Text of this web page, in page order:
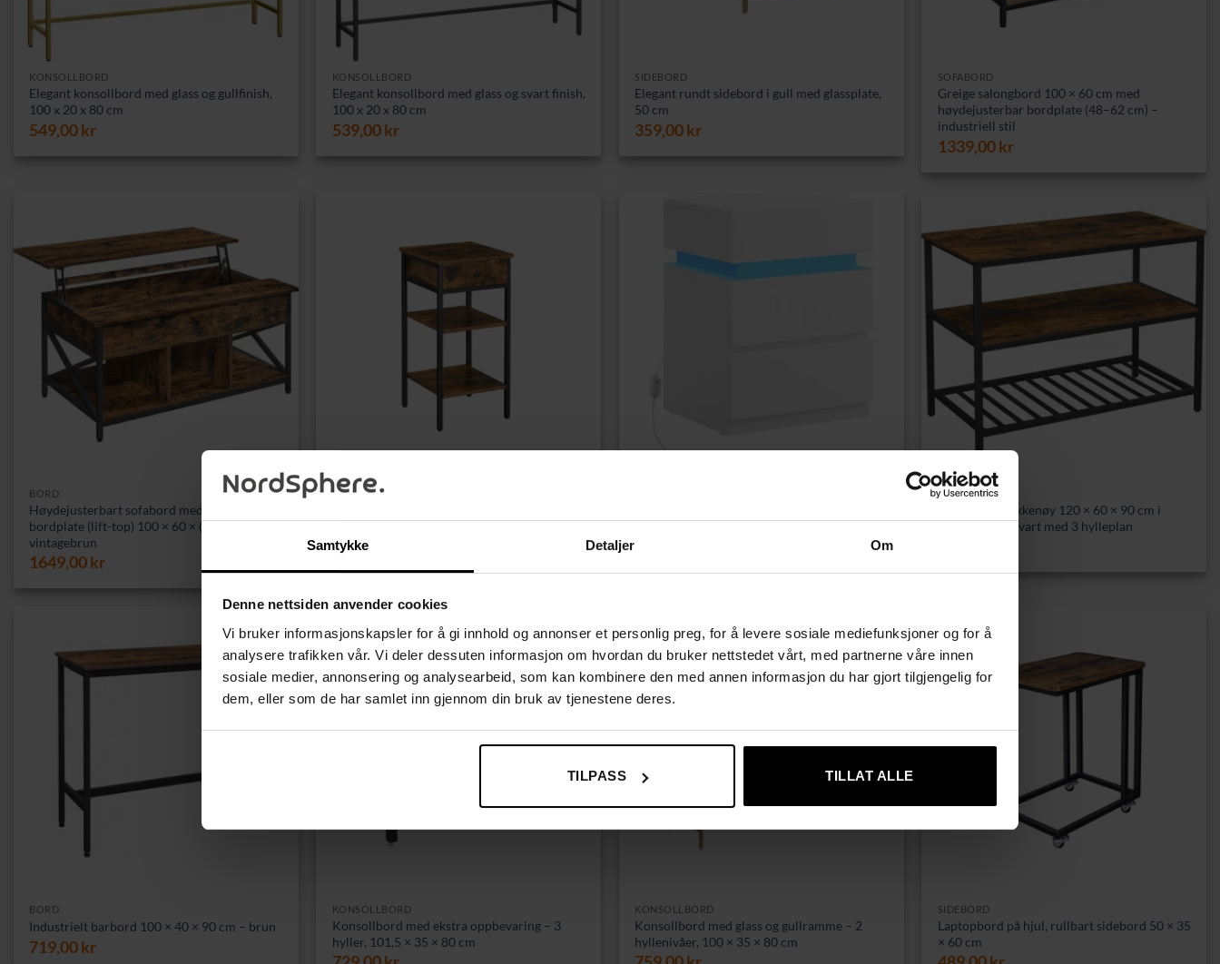
Samtykke Detaljer Om
Denne nettsiden anvender cookies
Vi bruker informasjonskapsler for å gi innhold og annonser et personlig preg, for å levere sosiale mediefunksjoner og for å
analysere trafikken vår. Vi deler dessuten informasjon om hvordan du bruker nettstedet vårt, med partnerne våre innen
sosiale medier, annonsering og analysearbeid, som kan kombinere den med annen informasjon du har gjort tilgjengelig for
dem, eller som de har samlet inn gjennom din bruk av tjenestene deres.
TILPASS TILLAT ALLE
KONSOLLBORD
Elegant konsollbord med glass og gullfinish,
100 x 20 x 80 cm
549,00kr
KONSOLLBORD
Elegant konsollbord med glass og svart finish,
100 x 20 x 80 cm
539,00kr
SIDEBORD
Elegant rundt sidebord i gull med glassplate,
50 cm
359,00kr
SOFABORD
Greige salongbord 100 × 60 cm med
høydejusterbar bordplate (48–62 cm) –
industriell stil
1339,00kr
BORD
Høydejusterbart sofabord med hevbar
bordplate (lift-top) 100 × 60 × (48–62) cm –
vintagebrun
1649,00kr
SIDEBORD
industriell stil, vintage brun/svart
669,00
× 40 × 55 cm
BORD
Industriell kjøkkenøy 120 × 60 × 90 cm i
vintage brun-svart med 3 hylleplan
BORD
Industrielt barbord 100 × 40 × 90 cm – brun
719,00kr
KONSOLLBORD
Konsollbord med ekstra oppbevaring – 3
hyller, 101,5 × 35 × 80 cm
KONSOLLBORD
Konsollbord med glass og gullramme – 2
hyllenivåer, 100 × 35 × 80 cm
SIDEBORD
Laptopbord på hjul, rullbart sidebord 50 × 35
× 60 cm